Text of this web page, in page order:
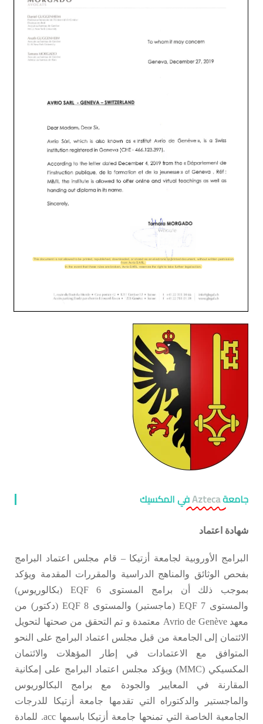
جامعةAztecaفي المكسيك
شهادة اعتماد
البرامج الأوروبية لجامعة أزتيكا – قام مجلس اعتماد البرامج
بفحص الوثائق والمناهج الدراسية والمقررات المقدمة ويؤكد
بموجب ذلك أن برامج المستوى 6 EQF (بكالوريوس)
والمستوى 7 EQF (ماجستير) والمستوى 8 EQF (دكتور) من
معهد Avrio de Genève معتمدة و تم التحقق من صحتها لتحويل
الائتمان إلى الجامعة من قبل مجلس اعتماد البرامج على النحو
المتوافق مع الاعتمادات في إطار المؤهلات والائتمان
المكسيكي (MMC) ويؤكد مجلس اعتماد البرامج على إمكانية
المقارنة في المعايير والجودة مع برامج البكالوريوس
والماجستير والدكتوراه التي تقدمها جامعة أزتيكا للدرجات
الجامعية الخاصة التي تمنحها جامعة أزتيكا باسمها acc. للمادة